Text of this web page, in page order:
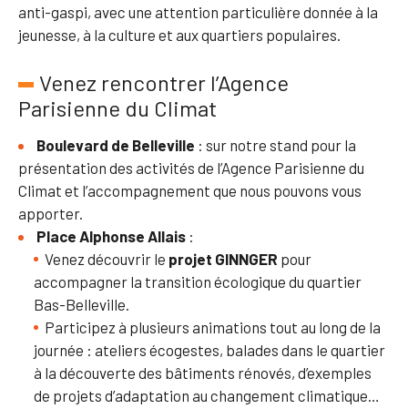
anti-gaspi, avec une attention particulière donnée à la
jeunesse, à la culture et aux quartiers populaires.
Venez rencontrer l’Agence
Parisienne du Climat
Boulevard de Belleville : sur notre stand pour la
présentation des activités de l’Agence Parisienne du
Climat et l’accompagnement que nous pouvons vous
apporter.
Place Alphonse Allais :
Venez découvrir le projet GINNGER pour
accompagner la transition écologique du quartier
Bas-Belleville.
Participez à plusieurs animations tout au long de la
journée : ateliers écogestes, balades dans le quartier
à la découverte des bâtiments rénovés, d’exemples
de projets d’adaptation au changement climatique…